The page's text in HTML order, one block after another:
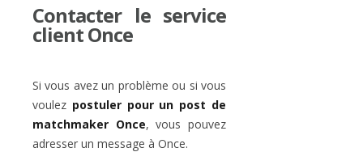
Contacter le service
client Once
Si vous avez un problème ou si vous
voulez postuler pour un post de
matchmaker Once, vous pouvez
adresser un message à Once.